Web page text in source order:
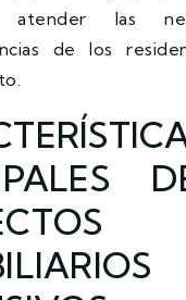
atender las
de los